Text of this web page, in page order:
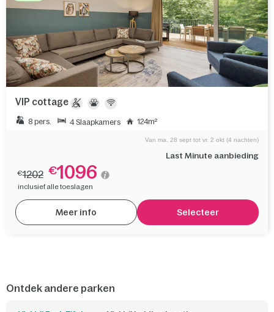
VIP cottage
8 pers. 4 Slaapkamers 124m²
Last Minute aanbieding
Van ma. 28 sept tot vr. 2 okt (4 nachten)
€1202 €1096
inclusief alle toeslagen
Meer info Selecteer
Ontdek andere parken